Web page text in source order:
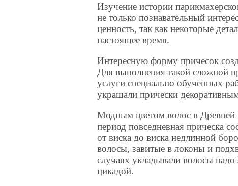
Изучение истории
не только познавательный
ценность, так как некоторые
настоящее время.
Интересную форму причесок
Для выполнения такой сложной
услуги специально обученных
украшали прически
Модным цветом волос в Древней
период повседневная прическа
от виска до виска недлинной
волосы, завитые в локоны и
случаях укладывали волосы
цикадой.